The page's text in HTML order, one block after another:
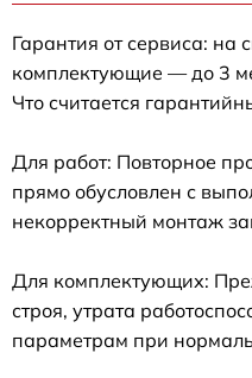
Гарантия от сервиса: на
комплектующие — до 3
Что считается
Для работ: Повторное
прямо обусловлен с
некорректный монтаж
Для комплектующих:
строя, утрата
параметрам при